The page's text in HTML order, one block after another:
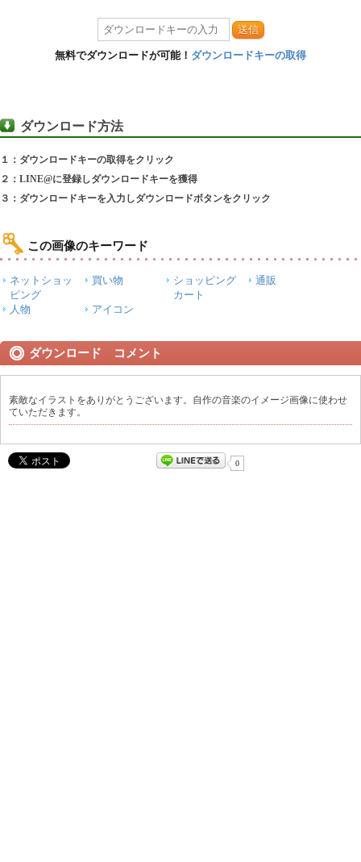
送信
無料でダウンロードが可能！ ダウンロードキーの取得
ダウンロード方法
１：ダウンロードキーの取得をクリック
２：LINE@に登録しダウンロードキーを獲得
３：ダウンロードキーを入力しダウンロードボタンをクリック
この画像のキーワード
ネットショッ
ピング
買い物
ショッピング
カート
通販
人物 アイコン
ダウンロード コメント
素敵なイラストをありがとうございます。自作の音楽のイメージ画像に使わせ
ていただきます。
0